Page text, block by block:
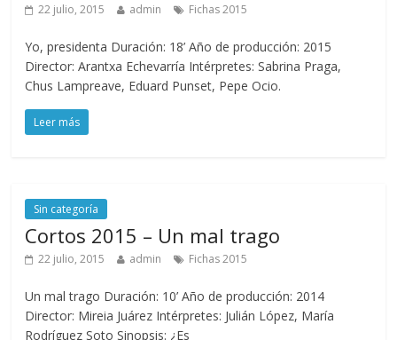
22 julio, 2015 admin Fichas 2015
Yo, presidenta Duración: 18’ Año de producción: 2015
Director: Arantxa Echevarría Intérpretes: Sabrina Praga,
Chus Lampreave, Eduard Punset, Pepe Ocio.
Leer más
Sin categoría
Cortos 2015 – Un mal trago
22 julio, 2015 admin Fichas 2015
Un mal trago Duración: 10’ Año de producción: 2014
Director: Mireia Juárez Intérpretes: Julián López, María
Rodríguez Soto Sinopsis: ¿Es